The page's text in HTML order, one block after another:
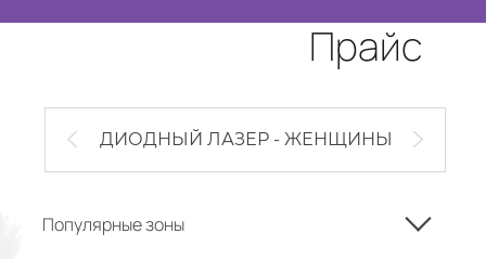
Прайс
Популярные зоны
ДИОДНЫЙ ЛАЗЕР - ЖЕНЩИНЫ